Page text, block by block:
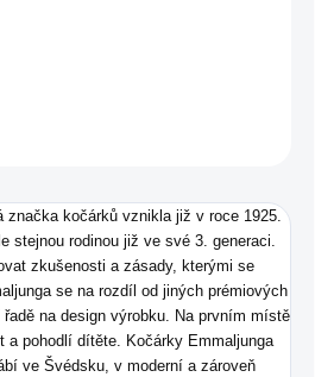
značka kočárků vznikla již v roce 1925.
stejnou rodinou již ve své 3. generaci.
zkušenosti a zásady, kterými se
se na rozdíl od jiných prémiových
na design výrobku. Na prvním místě
a pohodlí dítěte. Kočárky Emmaljunga
ve Švédsku, v moderní a zároveň